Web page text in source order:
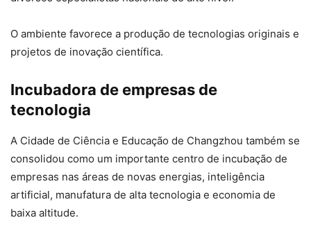
O ambiente favorece a produção de tecnologias originais e
projetos de inovação científica.
Incubadora de empresas de
tecnologia
A Cidade de Ciência e Educação de Changzhou também se
consolidou como um importante centro de incubação de
empresas nas áreas de novas energias, inteligência
artificial, manufatura de alta tecnologia e economia de
baixa altitude.